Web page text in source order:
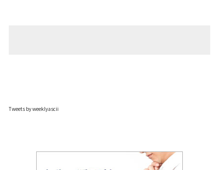
Tweets by weeklyascii